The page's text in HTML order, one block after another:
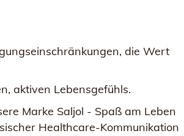
die Wert
aktiven Lebensgefühls.
Marke Saljol - Spaß am Leben
Healthcare-Kommunikation